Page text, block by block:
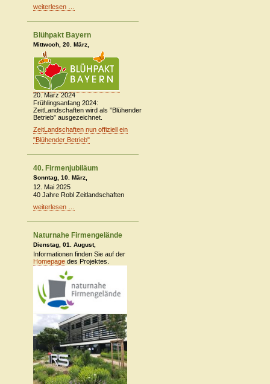
weiterlesen …
Blühpakt Bayern
Mittwoch, 20. März,
20. März 2024
Frühlingsanfang 2024:
ZeitLandschaften wird als ”Blühender
Betrieb” ausgezeichnet.
ZeitLandschaften nun offiziell ein
"Blühender Betrieb"
40. Firmenjubiläum
Sonntag, 10. März,
12. Mai 2025
40 Jahre Robl Zeitlandschaften
weiterlesen …
Naturnahe Firmengelände
Dienstag, 01. August,
Informationen finden Sie auf der
Homepage des Projektes.